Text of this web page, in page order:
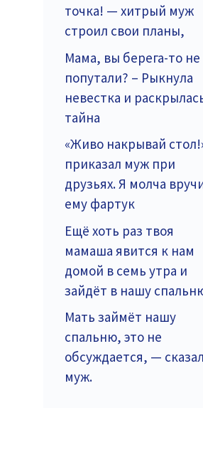
точка! — хитрый муж
строил свои планы,
Мама, вы берега-то не
попутали? – Рыкнула
невестка и
тайна
«Живо накрывай
приказал муж при
друзьях. Я молча
ему фартук
Ещё хоть раз твоя
мамаша явится к нам
домой в семь утра и
зайдёт в нашу
Мать займёт нашу
спальню, это не
обсуждается, — сказал
муж.